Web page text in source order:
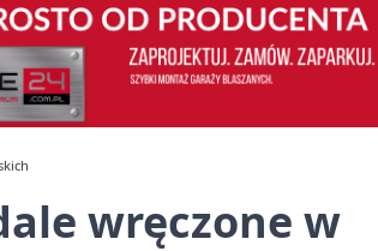
wręczone w